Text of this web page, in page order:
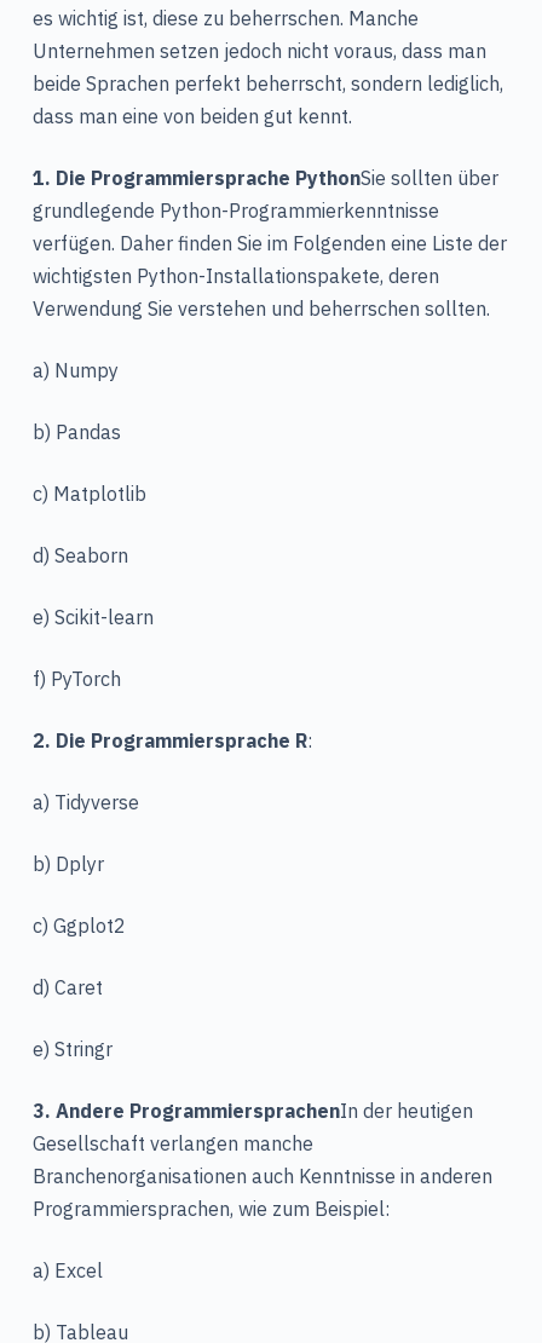
es wichtig ist, diese zu beherrschen. Manche
Unternehmen setzen jedoch nicht voraus, dass man
beide Sprachen perfekt beherrscht, sondern lediglich,
dass man eine von beiden gut kennt.
1. Die Programmiersprache PythonSie sollten über
grundlegende Python-Programmierkenntnisse
verfügen. Daher finden Sie im Folgenden eine Liste der
wichtigsten Python-Installationspakete, deren
Verwendung Sie verstehen und beherrschen sollten.
a) Numpy
b) Pandas
c) Matplotlib
d) Seaborn
e) Scikit-learn
f) PyTorch
2. Die Programmiersprache R:
a) Tidyverse
b) Dplyr
c) Ggplot2
d) Caret
e) Stringr
3. Andere ProgrammiersprachenIn der heutigen
Gesellschaft verlangen manche
Branchenorganisationen auch Kenntnisse in anderen
Programmiersprachen, wie zum Beispiel:
a) Excel
b) Tableau